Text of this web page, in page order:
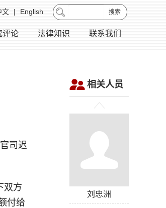
文 | English 搜索
评论 法律知识 联系我们
司迟
双方
付给
相关人员
刘忠洲